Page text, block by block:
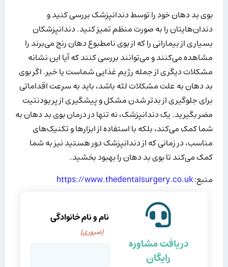
بوی بد دهان خود را توسط دندانپزشک بررسی کنید و
دندان‌هایتان را به صورت منظم تمیز کنید. دندانپزشکان
بسیاری از بیمارانی را که از بوی نامطبوع دهان رنج می‌برند را
مشاهده می‌کنند و می‌توانند بررسی کنند که آیا این نشانه
مشکلات دیگری از جمله رژیم غذایی شماست یا خیر. اگر بوی
بد دهان به علت مشکلات لثه باشد، باید به سرعت اقداماتی
برای جلوگیری از بدتر شدن مشکل و پیشگیری از پریودنتیت
مضر بگیرید. یک دندانپزشک، نه تنها در درمان بوی بد دهان به
شما کمک می‌کند، بلکه با استفاده از ابزارها و تکنیک‌های
مناسب، در زمانی که از دندانپزشک دور هستید نیز به شما
کمک می‌کند تا بوی بد دهان را بهبود بخشید.
منبع:https://www.thedentalsurgery.co.uk
دریافت مشاوره
رایگان
نام و نام خانوادگی
(ضروری)